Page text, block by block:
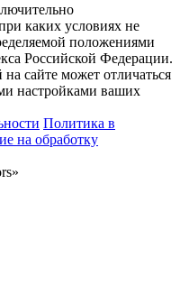
каких условиях не
положениями
Российской Федерации.
сайте может отличаться
настройками ваших
Политика в
на обработку